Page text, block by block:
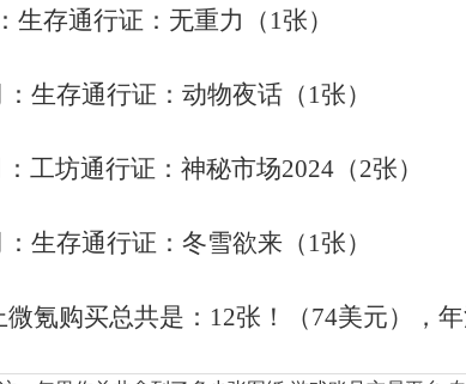
生存通行证：无重力（1张）
：生存通行证：动物夜话（1张）
：工坊通行证：神秘市场2024（2张）
：生存通行证：冬雪欲来（1张）
氪购买总共是： 12张！（74美元），